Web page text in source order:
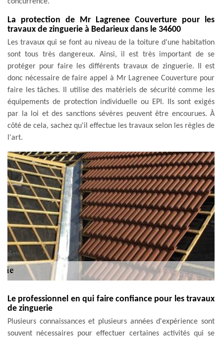
La protection de Mr Lagrenee Couverture pour les
travaux de zinguerie à Bedarieux dans le 34600
Les travaux qui se font au niveau de la toiture d'une habitation
sont tous très dangereux. Ainsi, il est très important de se
protéger pour faire les différents travaux de zinguerie. Il est
donc nécessaire de faire appel à Mr Lagrenee Couverture pour
faire les tâches. Il utilise des matériels de sécurité comme les
équipements de protection individuelle ou EPI. Ils sont exigés
par la loi et des sanctions sévères peuvent être encourues. À
côté de cela, sachez qu'il effectue les travaux selon les règles de
l'art.
Le professionnel en qui faire confiance pour les travaux
de zinguerie
Plusieurs connaissances et plusieurs années d'expérience sont
souvent nécessaires pour effectuer certaines activités qui se